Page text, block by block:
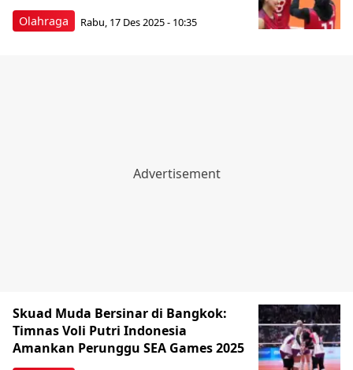
Olahraga Rabu, 17 Des 2025 - 10:35
Skuad Muda Bersinar di Bangkok:
Timnas Voli Putri Indonesia
Amankan Perunggu SEA Games 2025